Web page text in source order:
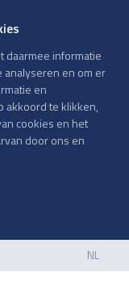
daarmee informatie
analyseren en om er
en
akkoord te klikken,
cookies en het
door ons en
NL